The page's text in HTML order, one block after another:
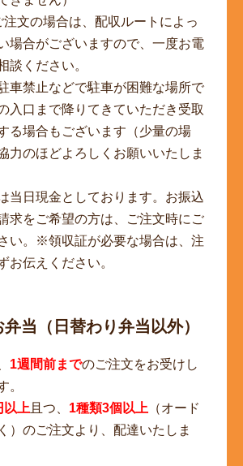
注文の場合は、配収ルートによっ
場合がございますので、一度お電
談ください。
車禁止などで駐車が困難な場所で
入口まで降りてきていただき受取
る場合もございます（少量の場
力のほどよろしくお願いいたしま
当日現金としております。お振込
求をご希望の方は、ご注文時にご
い。※領収証が必要な場合は、注
お伝えください。
当（日替わり弁当以外）
1週間前までのご注文をお受けし
。
以上 且つ、 1種類3個以上 （オード
）のご注文より、配達いたしま